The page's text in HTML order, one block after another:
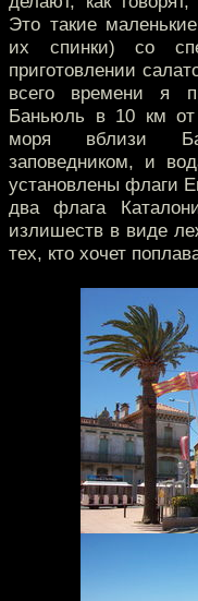
Это такие
их спинки) со
приготовлении
всего времени я
Баньюль в 10 км от
моря вблизи
заповедником, и
установлены флаги
два флага
излишеств в виде
тех, кто хочет